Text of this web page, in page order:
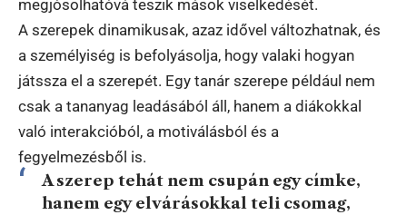
megjósolhatóvá teszik mások viselkedését.
A szerepek dinamikusak, azaz idővel változhatnak, és
a személyiség is befolyásolja, hogy valaki hogyan
játssza el a szerepét. Egy tanár szerepe például nem
csak a tananyag leadásából áll, hanem a diákokkal
való interakcióból, a motiválásból és a
fegyelmezésből is.
A szerep tehát nem csupán egy címke,
hanem egy elvárásokkal teli csomag,